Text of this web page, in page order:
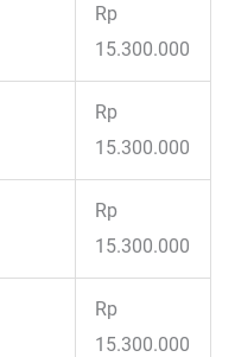
Rp
15.300.000
Rp
15.300.000
Rp
15.300.000
Rp
15.300.000